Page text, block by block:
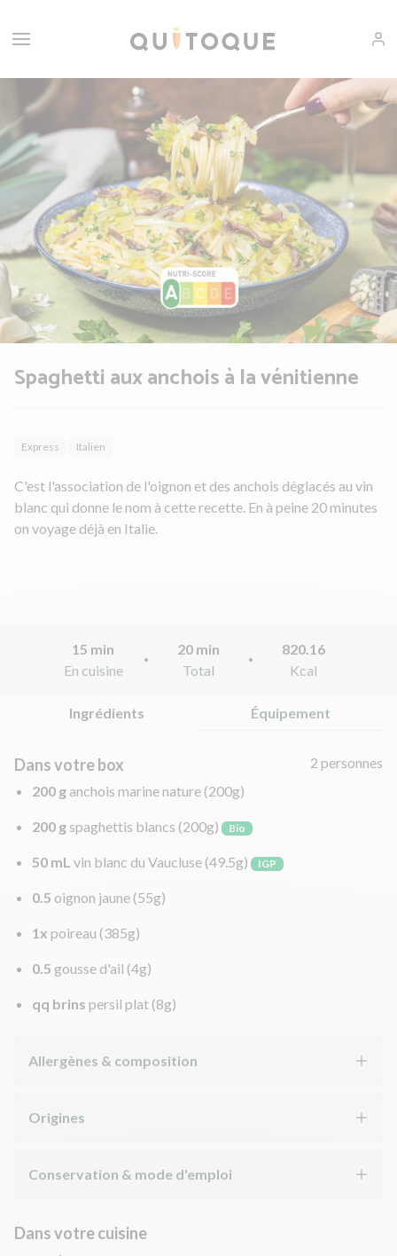
Spaghetti aux anchois à la vénitienne
Express Italien
C'est l'association de l'oignon et des anchois déglacés au vin
blanc qui donne le nom à cette recette. En à peine 20 minutes
on voyage déjà en Italie.
15 min
En cuisine
20 min
Total
820.16
Kcal
Ingrédients Équipement
Dans votre box
2 personnes
200 g anchois marine nature (200g)
200 g spaghettis blancs (200g) Bio
50 mL vin blanc du Vaucluse (49.5g) IGP
0.5 oignon jaune (55g)
1x poireau (385g)
0.5 gousse d'ail (4g)
qq brins persil plat (8g)
Allergènes & composition
Origines
Conservation & mode d'emploi
Dans votre cuisine